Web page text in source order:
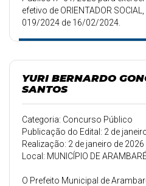
efetivo de ORIENTADOR
019/2024 de 16/02/2024.
YURI BERNARDO
SANTOS
Categoria: Concurso Público
Publicação do Edital: 2 de
Realização: 2 de janeiro de
Local: MUNICÍPIO DE
O Prefeito Municipal de